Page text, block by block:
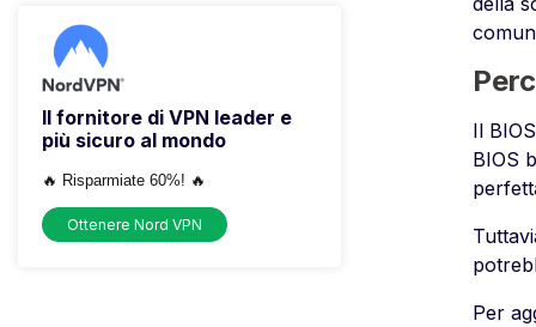
Il fornitore di VPN leader e
più sicuro al mondo
🔥 Risparmiate 60%! 🔥
Ottenere Nord VPN
Il
BIOS
Per